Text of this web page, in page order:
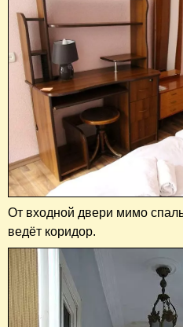
От входной двери мимо
ведёт коридор.